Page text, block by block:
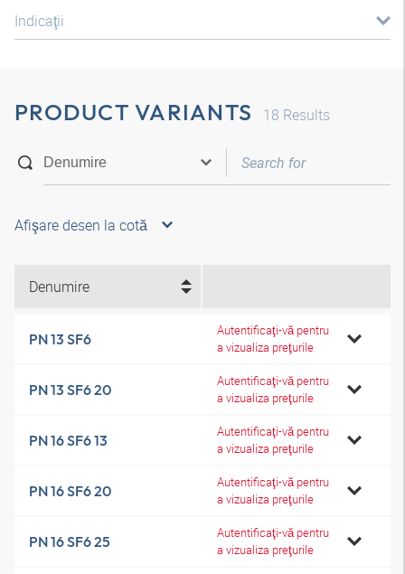
Indicaţii
PRODUCT VARIANTS 18 Results
Afişare desen la cotă
Denumire
PN 13 SF6
Autentificaţi-vă pentru
a vizualiza preţurile
PN 13 SF6 20
Autentificaţi-vă pentru
a vizualiza preţurile
PN 16 SF6 13
Autentificaţi-vă pentru
a vizualiza preţurile
PN 16 SF6 20
Autentificaţi-vă pentru
a vizualiza preţurile
PN 16 SF6 25
Autentificaţi-vă pentru
a vizualiza preţurile